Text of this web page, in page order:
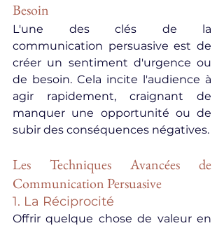
Besoin
L'une des clés de la
communication persuasive est de
créer un sentiment d'urgence ou
de besoin. Cela incite l'audience à
agir rapidement, craignant de
manquer une opportunité ou de
subir des conséquences négatives.
Les Techniques Avancées de
Communication Persuasive
1. La Réciprocité
Offrir quelque chose de valeur en